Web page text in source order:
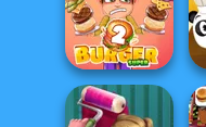
The Smurfs:
Cooking